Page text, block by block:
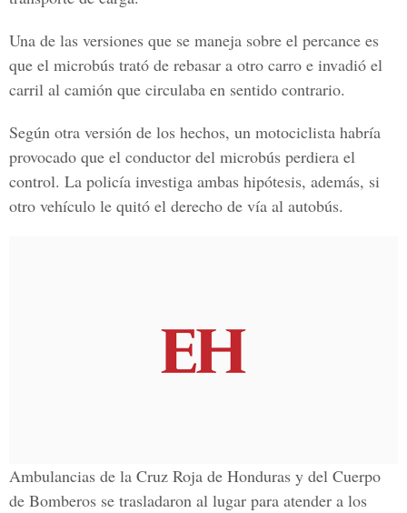
Una de las versiones que se maneja sobre el percance es
que el microbús trató de rebasar a otro carro e invadió el
carril al camión que circulaba en sentido contrario.
Según otra versión de los hechos, un motociclista habría
provocado que el conductor del microbús perdiera el
control. La policía investiga ambas hipótesis, además, si
otro vehículo le quitó el derecho de vía al autobús.
Ambulancias de la Cruz Roja de Honduras y del Cuerpo
de Bomberos se trasladaron al lugar para atender a los